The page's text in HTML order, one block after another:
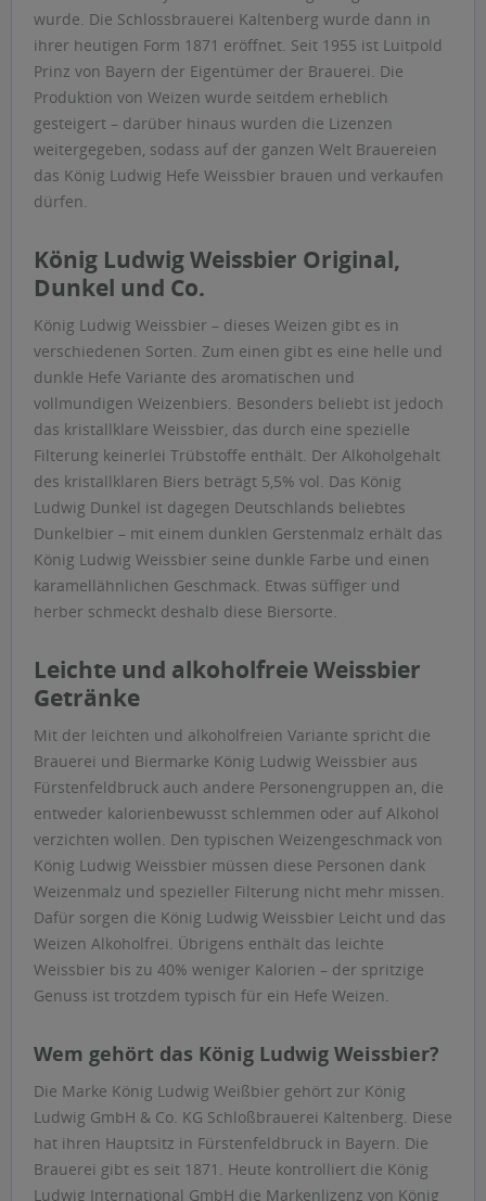
wurde. Die Schlossbrauerei Kaltenberg wurde dann in
ihrer heutigen Form 1871 eröffnet. Seit 1955 ist Luitpold
Prinz von Bayern der Eigentümer der Brauerei. Die
Produktion von Weizen wurde seitdem erheblich
gesteigert – darüber hinaus wurden die Lizenzen
weitergegeben, sodass auf der ganzen Welt Brauereien
das König Ludwig Hefe Weissbier brauen und verkaufen
dürfen.
König Ludwig Weissbier Original,
Dunkel und Co.
König Ludwig Weissbier – dieses Weizen gibt es in
verschiedenen Sorten. Zum einen gibt es eine helle und
dunkle Hefe Variante des aromatischen und
vollmundigen Weizenbiers. Besonders beliebt ist jedoch
das kristallklare Weissbier, das durch eine spezielle
Filterung keinerlei Trübstoffe enthält. Der Alkoholgehalt
des kristallklaren Biers beträgt 5,5% vol. Das König
Ludwig Dunkel ist dagegen Deutschlands beliebtes
Dunkelbier – mit einem dunklen Gerstenmalz erhält das
König Ludwig Weissbier seine dunkle Farbe und einen
karamellähnlichen Geschmack. Etwas süffiger und
herber schmeckt deshalb diese Biersorte.
Leichte und alkoholfreie Weissbier
Getränke
Mit der leichten und alkoholfreien Variante spricht die
Brauerei und Biermarke König Ludwig Weissbier aus
Fürstenfeldbruck auch andere Personengruppen an, die
entweder kalorienbewusst schlemmen oder auf Alkohol
verzichten wollen. Den typischen Weizengeschmack von
König Ludwig Weissbier müssen diese Personen dank
Weizenmalz und spezieller Filterung nicht mehr missen.
Dafür sorgen die König Ludwig Weissbier Leicht und das
Weizen Alkoholfrei. Übrigens enthält das leichte
Weissbier bis zu 40% weniger Kalorien – der spritzige
Genuss ist trotzdem typisch für ein Hefe Weizen.
Wem gehört das König Ludwig Weissbier?
Die Marke König Ludwig Weißbier gehört zur König
Ludwig GmbH & Co. KG Schloßbrauerei Kaltenberg. Diese
hat ihren Hauptsitz in Fürstenfeldbruck in Bayern. Die
Brauerei gibt es seit 1871. Heute kontrolliert die König
Ludwig International GmbH die Markenlizenz von König